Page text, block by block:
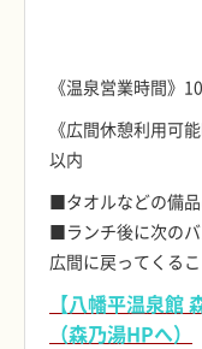
《温泉営業時間》
《広間休憩利用可
以内
■タオルなどの備品
■ランチ後に次の
広間に戻ってくるこ
【八幡平温泉館
（森乃湯HPへ）